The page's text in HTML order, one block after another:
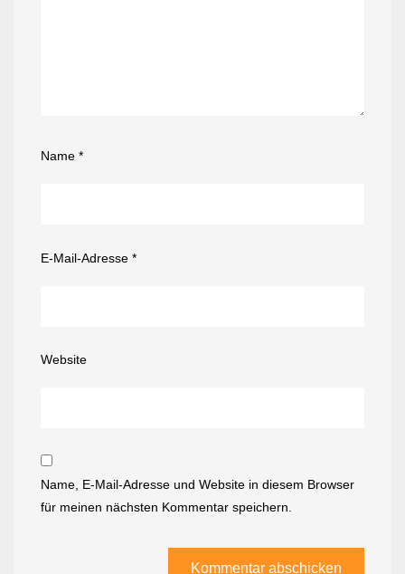
Name *
E-Mail-Adresse *
Website
Name, E-Mail-Adresse und Website in diesem Browser
für meinen nächsten Kommentar speichern.